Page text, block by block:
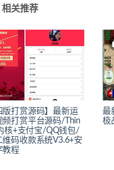
相关推荐
版打赏源码】最新运
频打赏平台源码/Thin
核+支付宝/QQ钱包/
维码收款系统V3.6+安
教程
最
极